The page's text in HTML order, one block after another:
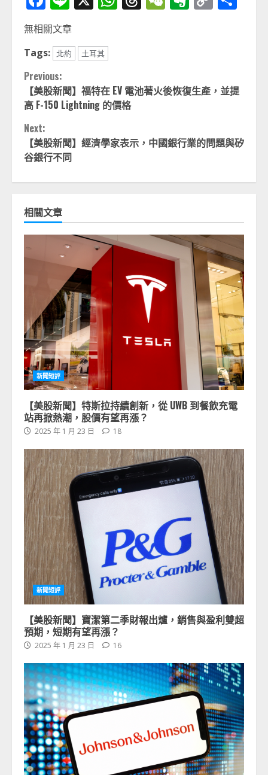
無相關文章
Tags: 北約 土耳其
Continue
Reading
Previous:
【美股新聞】福特在 EV 電池著火後恢復生產，並提
高 F-150 Lightning 的價格
Next:
【美股新聞】經濟學家表示，中國銀行業的問題與矽
谷銀行不同
相關文章
新聞短評
【美股新聞】特斯拉持續創新，從 UWB 到餐飲充電
站再掀熱潮，股價有望再漲？
2025 年 1 月 23 日 18
新聞短評
【美股新聞】寶潔第二季財報出爐，銷售與盈利雙超
預期，短期有望再漲？
2025 年 1 月 23 日 16